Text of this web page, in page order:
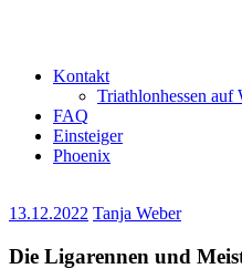
Kontakt
Triathlonhessen auf
FAQ
Einsteiger
Phoenix
13.12.2022 Tanja Weber
Die Ligarennen und